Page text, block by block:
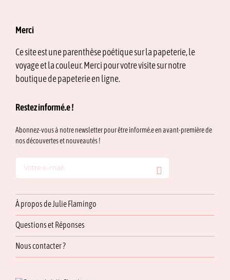
Merci
Ce site est une parenthèse poétique sur la papeterie, le
voyage et la couleur. Merci pour votre visite sur notre
boutique de papeterie en ligne.
Restez informé.e !
Abonnez-vous à notre newsletter pour être informé.e en avant-première de
nos découvertes et nouveautés !
À propos de Julie Flamingo
Questions et Réponses
Nous contacter ?